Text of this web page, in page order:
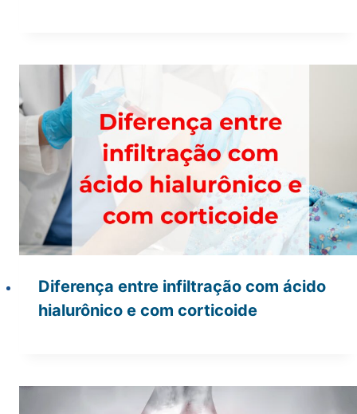
Diferença entre infiltração com ácido
hialurônico e com corticoide